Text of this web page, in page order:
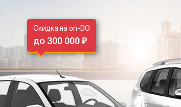
Скидка на on-DO
до 300 000 ₽